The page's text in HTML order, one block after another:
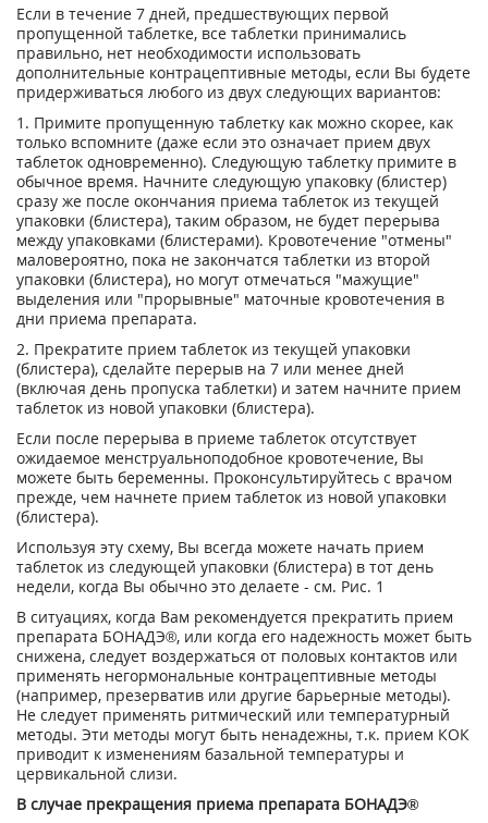
Если в течение 7 дней, предшествующих первой
пропущенной таблетке, все таблетки принимались
правильно, нет необходимости использовать
дополнительные контрацептивные методы, если Вы будете
придерживаться любого из двух следующих вариантов:
1. Примите пропущенную таблетку как можно скорее, как
только вспомните (даже если это означает прием двух
таблеток одновременно). Следующую таблетку примите в
обычное время. Начните следующую упаковку (блистер)
сразу же после окончания приема таблеток из текущей
упаковки (блистера), таким образом, не будет перерыва
между упаковками (блистерами). Кровотечение "отмены"
маловероятно, пока не закончатся таблетки из второй
упаковки (блистера), но могут отмечаться "мажущие"
выделения или "прорывные" маточные кровотечения в
дни приема препарата.
2. Прекратите прием таблеток из текущей упаковки
(блистера), сделайте перерыв на 7 или менее дней
(включая день пропуска таблетки) и затем начните прием
таблеток из новой упаковки (блистера).
Если после перерыва в приеме таблеток отсутствует
ожидаемое менструальноподобное кровотечение, Вы
можете быть беременны. Проконсультируйтесь с врачом
прежде, чем начнете прием таблеток из новой упаковки
(блистера).
Используя эту схему, Вы всегда можете начать прием
таблеток из следующей упаковки (блистера) в тот день
недели, когда Вы обычно это делаете - см. Рис. 1
В ситуациях, когда Вам рекомендуется прекратить прием
препарата БОНАДЭ®, или когда его надежность может быть
снижена, следует воздержаться от половых контактов или
применять негормональные контрацептивные методы
(например, презерватив или другие барьерные методы).
Не следует применять ритмический или температурный
методы. Эти методы могут быть ненадежны, т.к. прием КОК
приводит к изменениям базальной температуры и
цервикальной слизи.
В случае прекращения приема препарата БОНАДЭ®